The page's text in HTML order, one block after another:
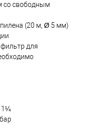
со свободным
(20 м, Ø 5 мм)
для
1¼